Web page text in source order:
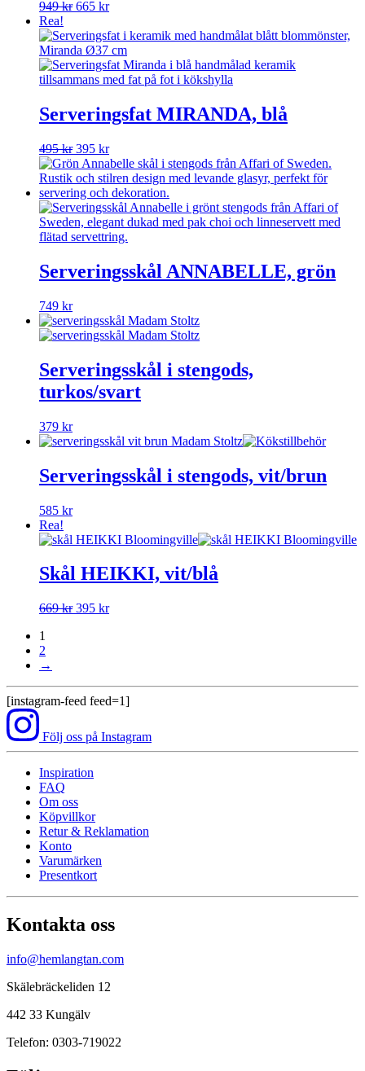
949kr Det
priset
var:
949 kr.
665 krDet
priset
är:
665 kr.
Rea!
Serveringsfat MIRANDA, blå
495kr Det
ursprungliga
priset
var:
495 kr.
395 krDet
nuvarande
priset
är:
395 kr.
Serveringsskål ANNABELLE, grön
749 kr
Serveringsskål i stengods,
turkos/svart
379 kr
Serveringsskål i stengods, vit/brun
585 kr
Rea!
Skål HEIKKI, vit/blå
669kr Det
395 krDet
1
2
→
[instagram-feed feed=1]
Följ oss på Instagram
Inspiration
FAQ
Om oss
Köpvillkor
Retur & Reklamation
Konto
Varumärken
Presentkort
Kontakta oss
info@hemlangtan.com
Skälebräckeliden 12
442 33 Kungälv
Telefon: 0303-719022